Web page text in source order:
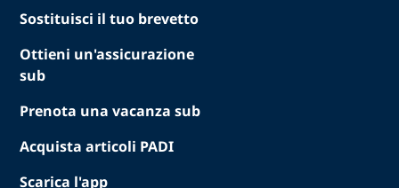
Sostituisci il tuo brevetto
Ottieni un'assicurazione
sub
Prenota una vacanza sub
Acquista articoli PADI
Scarica l'app